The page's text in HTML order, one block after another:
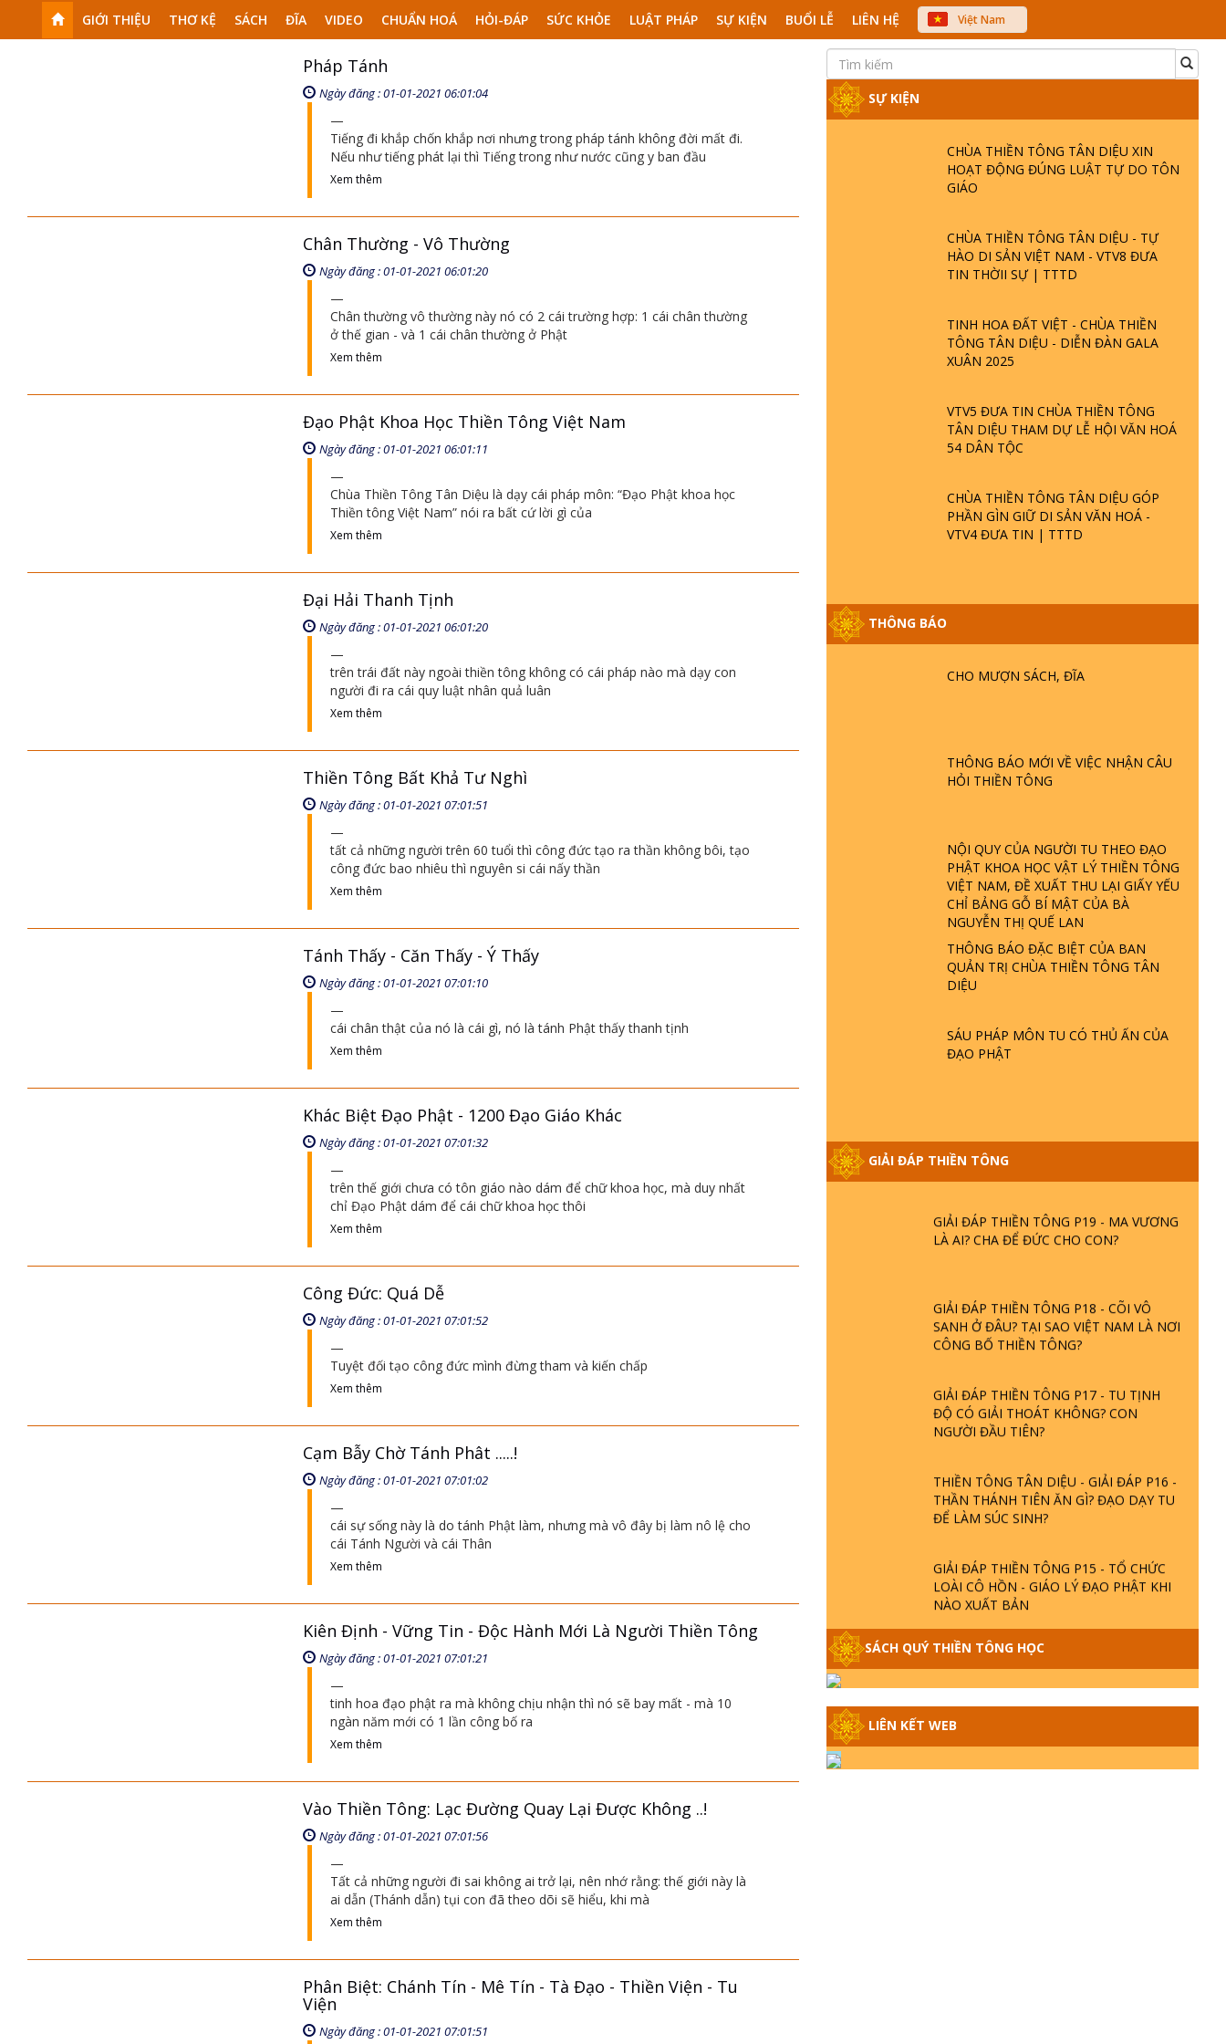
GIỚI THIỆU THƠ KỆ SÁCH ĐĨA VIDEO CHUẨN HOÁ HỎI-ĐÁP SỨC KHỎE LUẬT PHÁP SỰ KIỆN BUỔI LỄ LIÊN HỆ
Việt Nam
中文
Pháp Tánh
Ngày đăng : 01-01-2021 06:01:04
Tiếng đi khắp chốn khắp nơi nhưng trong pháp tánh không đời mất đi.
Nếu như tiếng phát lại thì Tiếng trong như nước cũng y ban đầu
Xem thêm
Chân Thường - Vô Thường
Ngày đăng : 01-01-2021 06:01:20
Chân thường vô thường này nó có 2 cái trường hợp: 1 cái chân thường
ở thế gian - và 1 cái chân thường ở Phật
Xem thêm
Đạo Phật Khoa Học Thiền Tông Việt Nam
Ngày đăng : 01-01-2021 06:01:11
Chùa Thiền Tông Tân Diệu là dạy cái pháp môn: “Đạo Phật khoa học
Thiền tông Việt Nam” nói ra bất cứ lời gì của
Xem thêm
Đại Hải Thanh Tịnh
Ngày đăng : 01-01-2021 06:01:20
trên trái đất này ngoài thiền tông không có cái pháp nào mà dạy con
người đi ra cái quy luật nhân quả luân
Xem thêm
Thiền Tông Bất Khả Tư Nghì
Ngày đăng : 01-01-2021 07:01:51
tất cả những người trên 60 tuổi thì công đức tạo ra thần không bôi, tạo
công đức bao nhiêu thì nguyên si cái nấy thần
Xem thêm
Tánh Thấy - Căn Thấy - Ý Thấy
Ngày đăng : 01-01-2021 07:01:10
cái chân thật của nó là cái gì, nó là tánh Phật thấy thanh tịnh
Xem thêm
Khác Biệt Đạo Phật - 1200 Đạo Giáo Khác
Ngày đăng : 01-01-2021 07:01:32
trên thế giới chưa có tôn giáo nào dám để chữ khoa học, mà duy nhất
chỉ Đạo Phật dám để cái chữ khoa học thôi
Xem thêm
Công Đức: Quá Dễ
Ngày đăng : 01-01-2021 07:01:52
Tuyệt đối tạo công đức mình đừng tham và kiến chấp
Xem thêm
Cạm Bẫy Chờ Tánh Phât .....!
Ngày đăng : 01-01-2021 07:01:02
cái sự sống này là do tánh Phật làm, nhưng mà vô đây bị làm nô lệ cho
cái Tánh Người và cái Thân
Xem thêm
Kiên Định - Vững Tin - Độc Hành Mới Là Người Thiền Tông
Ngày đăng : 01-01-2021 07:01:21
tinh hoa đạo phật ra mà không chịu nhận thì nó sẽ bay mất - mà 10
ngàn năm mới có 1 lần công bố ra
Xem thêm
Vào Thiền Tông: Lạc Đường Quay Lại Được Không ..!
Ngày đăng : 01-01-2021 07:01:56
Tất cả những người đi sai không ai trở lại, nên nhớ rằng: thế giới này là
ai dẫn (Thánh dẫn) tụi con đã theo dõi sẽ hiểu, khi mà
Xem thêm
Phân Biệt: Chánh Tín - Mê Tín - Tà Đạo - Thiền Viện - Tu
Viện
Ngày đăng : 01-01-2021 07:01:51
SỰ KIỆN
CHÙA THIỀN TÔNG TÂN DIỆU XIN
HOẠT ĐỘNG ĐÚNG LUẬT TỰ DO TÔN
GIÁO
CHÙA THIỀN TÔNG TÂN DIỆU - TỰ
HÀO DI SẢN VIỆT NAM - VTV8 ĐƯA
TIN THỜII SỰ | TTTD
TINH HOA ĐẤT VIỆT - CHÙA THIỀN
TÔNG TÂN DIỆU - DIỄN ĐÀN GALA
XUÂN 2025
VTV5 ĐƯA TIN CHÙA THIỀN TÔNG
TÂN DIỆU THAM DỰ LỄ HỘI VĂN HOÁ
54 DÂN TỘC
CHÙA THIỀN TÔNG TÂN DIỆU GÓP
PHẦN GÌN GIỮ DI SẢN VĂN HOÁ -
VTV4 ĐƯA TIN | TTTD
THÔNG BÁO
CHO MƯỢN SÁCH, ĐĨA
THÔNG BÁO MỚI VỀ VIỆC NHẬN CÂU
HỎI THIỀN TÔNG
NỘI QUY CỦA NGƯỜI TU THEO ĐẠO
PHẬT KHOA HỌC VẬT LÝ THIỀN TÔNG
VIỆT NAM, ĐỀ XUẤT THU LẠI GIẤY YẾU
CHỈ BẢNG GỖ BÍ MẬT CỦA BÀ
NGUYỄN THỊ QUẾ LAN
THÔNG BÁO ĐẶC BIỆT CỦA BAN
QUẢN TRỊ CHÙA THIỀN TÔNG TÂN
DIỆU
SÁU PHÁP MÔN TU CÓ THỦ ẤN CỦA
ĐẠO PHẬT
GIẢI ĐÁP THIỀN TÔNG
GIẢI ĐÁP ĐẶC BIỆT P25 - SUỐT 49 NĂM
PHẬT KHÔNG NÓI? HỘI LONG HOA LÀ
GIẢI ĐÁP ĐẶC BIỆT P24 - TÁNH PHẬT
GIẢI ĐÁP ĐẶC BIỆT P23 - THIÊN ĐÀNG Ở
GIẢI ĐÁP THIỀN TÔNG ĐẶC BIỆT P22 -
TẠI SAO TRÁI ĐẤT NHIỀU THIÊN TAI - LŨ
LỤT - HỎA HOẠN | TTTD
GIẢI ĐÁP THIỀN TÔNG ĐẶC BIỆT P21 -
TẠI SAO ĐỨC PHẬT BƯỚC ĐI 7 BƯỚC
TRÊN HOA SEN ? | TTTD
GIẢI ĐÁP VỀ LỄ TIỄN THIỀN TÔNG SƯ
NGỌC LÂM VỀ PHẬT GIỚI
20 - BÁC NGUYỄN NHÂN LÀ AI? PHIỀN
NÃO DO ĐÂU MÀ CÓ?
LÀ AI? CHA ĐỂ ĐỨC CHO CON?
SANH Ở ĐÂU? TẠI SAO VIỆT NAM LÀ NƠI
CÔNG BỐ THIỀN TÔNG?
ĐỘ CÓ GIẢI THOÁT KHÔNG? CON
NGƯỜI ĐẦU TIÊN?
THẦN THÁNH TIÊN ĂN GÌ? ĐẠO DẠY TU
ĐỂ LÀM SÚC SINH?
GIẢI ĐÁP THIỀN TÔNG P15 - TỔ CHỨC
LOÀI CÔ HỒN - GIÁO LÝ ĐẠO PHẬT KHI
NÀO XUẤT BẢN
GIẢI ĐÁP THIỀN TÔNG ĐẶC BIỆT - P14 -
NGUỒN GỐC ÂM LỊCH DƯƠNG LỊCH -
GIẢI ĐÁP THIỀN TÔNG ĐẶC BIỆT - P13 -
CON NGƯỜI TU THÀNH PHẬT ĐƯỢC
KHÔNG? XÁ LỢI PHẬT THẬT - GIẢ |
SÁCH QUÝ THIỀN TÔNG HỌC
LIÊN KẾT WEB